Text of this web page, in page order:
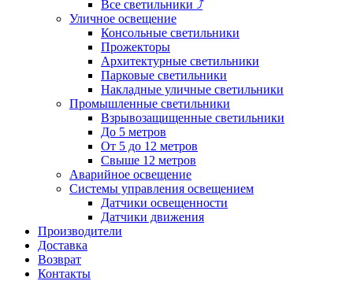
Все светильники ⤴
Уличное освещение
Консольные светильники
Прожекторы
Архитектурные светильники
Парковые светильники
Накладные уличные светильники
Промышленные светильники
Взрывозащищенные светильники
До 5 метров
От 5 до 12 метров
Свыше 12 метров
Аварийное освещение
Системы управления освещением
Датчики освещенности
Датчики движения
Производители
Доставка
Возврат
Контакты